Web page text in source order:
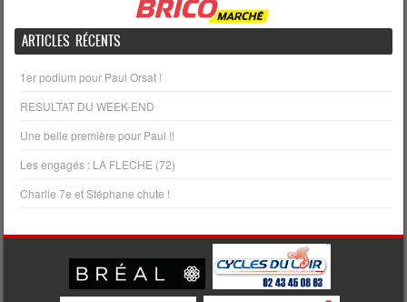
ARTICLES RÉCENTS
1er podium pour Paul Orsat !
RESULTAT DU WEEK-END
Une belle première pour Paul !!
Les engagés : LA FLECHE (72)
Charlie 7e et Stéphane chute !